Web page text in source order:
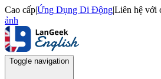
Cao cấp|Ứng Dụng Di Động|Liên hệ với
ảnh
Toggle navigation